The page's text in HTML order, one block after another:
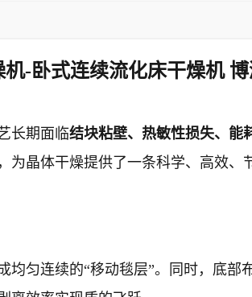
-卧式连续流化床干燥机
长期面临结块粘壁、热敏性损失、能
，为晶体干燥提供了一条科学、高效、
均匀连续的“移动毯层”。同时，底部